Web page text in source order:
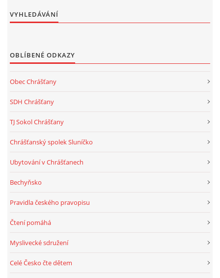
VYHLEDÁVÁNÍ
OBLÍBENÉ ODKAZY
Obec Chrášťany
SDH Chrášťany
TJ Sokol Chrášťany
Chrášťanský spolek Sluníčko
Ubytování v Chrášťanech
Bechyňsko
Pravidla českého pravopisu
Čtení pomáhá
Myslivecké sdružení
Celé Česko čte dětem